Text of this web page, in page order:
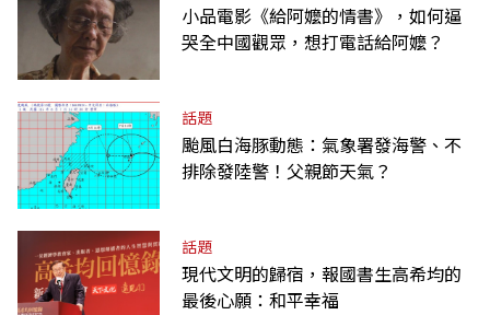
小品電影《給阿嬤的情書》，如何逼
哭全中國觀眾，想打電話給阿嬤？
話題
颱風白海豚動態：氣象署發海警、不
排除發陸警！父親節天氣？
話題
現代文明的歸宿，報國書生高希均的
最後心願：和平幸福